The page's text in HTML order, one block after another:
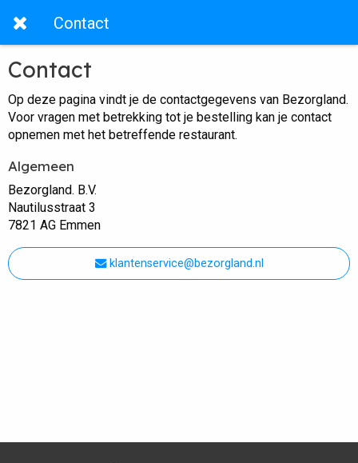
Contact
Contact
Op deze pagina vindt je de contactgegevens van Bezorgland.
Voor vragen met betrekking tot je bestelling kan je contact
opnemen met het betreffende restaurant.
Algemeen
Bezorgland. B.V.
Nautilusstraat 3
7821 AG Emmen
klantenservice@bezorgland.nl